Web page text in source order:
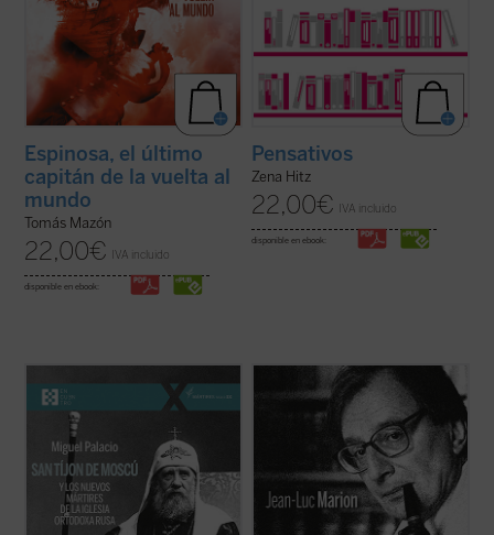
Espinosa, el último
capitán de la vuelta al
mundo
Tomás Mazón
22,00€ IVA incluido
disponible en ebook:
Pensativos
Zena Hitz
22,00€ IVA incluido
disponible en ebook:
1917, en los días de la revolución rusa. Su
mandato no duró ni ocho años. Falleció en
1925, a los sesenta años, casi seguro
envenenado. En 1989 fue declarado santo,
el primero de los nuevos mártires ...(ver
ficha)
¿Hacia dónde va el mundo? ¿Cuál es el
estado de la Iglesia? ¿Qué futuro tiene
preguntas formuladas por el periodista
especializado en el mundo de la cultura
Paul-François Paoli a las que Jean-Luc
(ver ficha)